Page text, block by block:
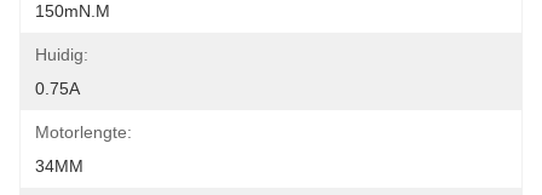
150mN.m
Huidig:
0.75A
Motorlengte:
34MM